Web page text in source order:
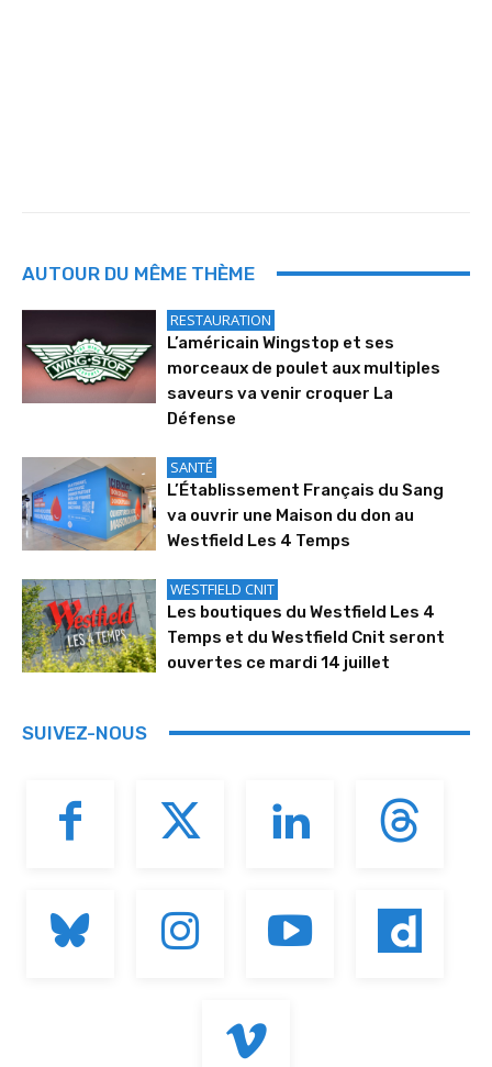
AUTOUR DU MÊME THÈME
RESTAURATION
L’américain Wingstop et ses
morceaux de poulet aux multiples
saveurs va venir croquer La
Défense
SANTÉ
L’Établissement Français du Sang
va ouvrir une Maison du don au
Westfield Les 4 Temps
WESTFIELD CNIT
Les boutiques du Westfield Les 4
Temps et du Westfield Cnit seront
ouvertes ce mardi 14 juillet
SUIVEZ-NOUS